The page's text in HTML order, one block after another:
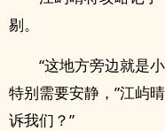
剔。
“这地方旁边就是
特别需要安静，”江屿
诉我们？”